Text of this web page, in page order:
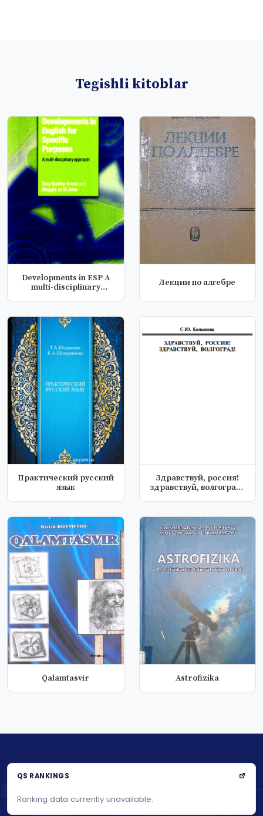
Tegishli kitoblar
Developments in ESP A
multi-disciplinary
Лекции по алгебре
Практический русский
язык
Здравствуй, россия!
здравствуй, волгоград!
Qalamtasvir Astrofizika
QS RANKINGS
Ranking data currently unavailable.